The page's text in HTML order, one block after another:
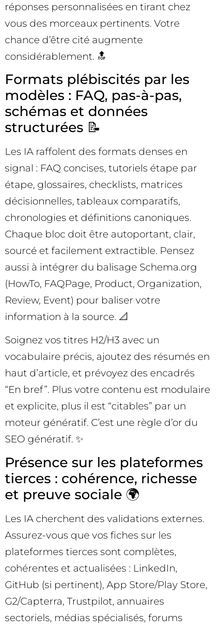
réponses personnalisées en tirant chez
vous des morceaux pertinents. Votre
chance d’être cité augmente
considérablement. 🔝
Formats plébiscités par les
modèles : FAQ, pas-à-pas,
schémas et données
structurées 📝
Les IA raffolent des formats denses en
signal : FAQ concises, tutoriels étape par
étape, glossaires, checklists, matrices
décisionnelles, tableaux comparatifs,
chronologies et définitions canoniques.
Chaque bloc doit être autoportant, clair,
sourcé et facilement extractible. Pensez
aussi à intégrer du balisage Schema.org
(HowTo, FAQPage, Product, Organization,
Review, Event) pour baliser votre
information à la source. 📐
Soignez vos titres H2/H3 avec un
vocabulaire précis, ajoutez des résumés en
haut d’article, et prévoyez des encadrés
“En bref”. Plus votre contenu est modulaire
et explicite, plus il est “citables” par un
moteur génératif. C’est une règle d’or du
SEO génératif. ✨
Présence sur les plateformes
tierces : cohérence, richesse
et preuve sociale 🌍
Les IA cherchent des validations externes.
Assurez-vous que vos fiches sur les
plateformes tierces sont complètes,
cohérentes et actualisées : LinkedIn,
GitHub (si pertinent), App Store/Play Store,
G2/Capterra, Trustpilot, annuaires
sectoriels, médias spécialisés, forums